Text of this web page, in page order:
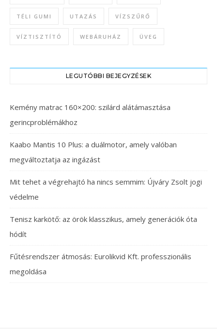
TÉLI GUMI UTAZÁS VÍZSZŰRŐ
VÍZTISZTÍTÓ WEBÁRUHÁZ ÜVEG
LEGUTÓBBI BEJEGYZÉSEK
Kemény matrac 160×200: szilárd alátámasztása
gerincproblémákhoz
Kaabo Mantis 10 Plus: a duálmotor, amely valóban
megváltoztatja az ingázást
Mit tehet a végrehajtó ha nincs semmim: Újváry Zsolt jogi
védelme
Tenisz karkötő: az örök klasszikus, amely generációk óta
hódít
Fűtésrendszer átmosás: Eurolikvid Kft. professzionális
megoldása